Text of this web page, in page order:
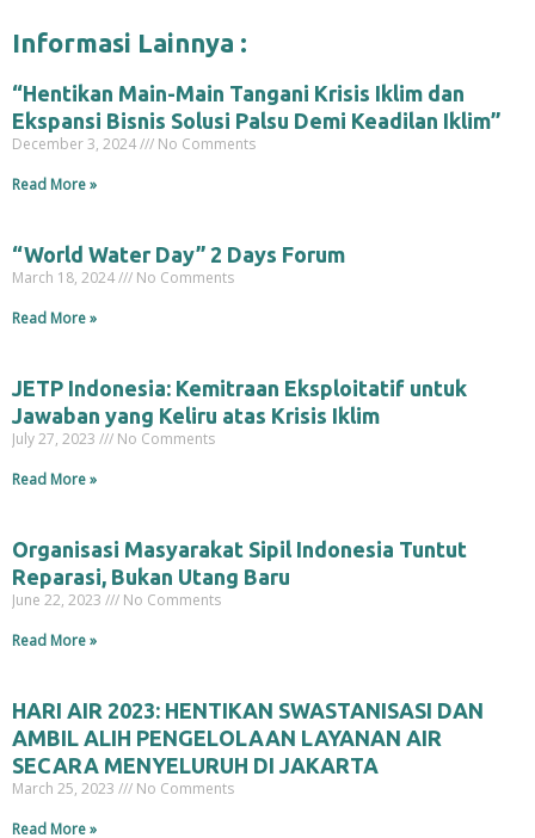
Informasi Lainnya :
“Hentikan Main-Main Tangani Krisis Iklim dan
Ekspansi Bisnis Solusi Palsu Demi Keadilan Iklim”
December 3, 2024
No Comments
Read More »
“World Water Day” 2 Days Forum
March 18, 2024
No Comments
Read More »
JETP Indonesia: Kemitraan Eksploitatif untuk
Jawaban yang Keliru atas Krisis Iklim
July 27, 2023
No Comments
Read More »
Organisasi Masyarakat Sipil Indonesia Tuntut
Reparasi, Bukan Utang Baru
June 22, 2023
No Comments
Read More »
HARI AIR 2023: HENTIKAN SWASTANISASI DAN
AMBIL ALIH PENGELOLAAN LAYANAN AIR
SECARA MENYELURUH DI JAKARTA
March 25, 2023
No Comments
Read More »